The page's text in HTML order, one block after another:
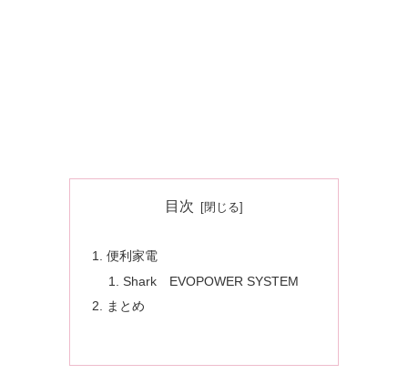
目次
便利家電
Shark EVOPOWER SYSTEM
まとめ